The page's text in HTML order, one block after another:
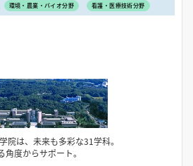
環境・農業・バイオ分野 看護・医療技術分野
院は、未来も多彩な31学科。
度からサポート。